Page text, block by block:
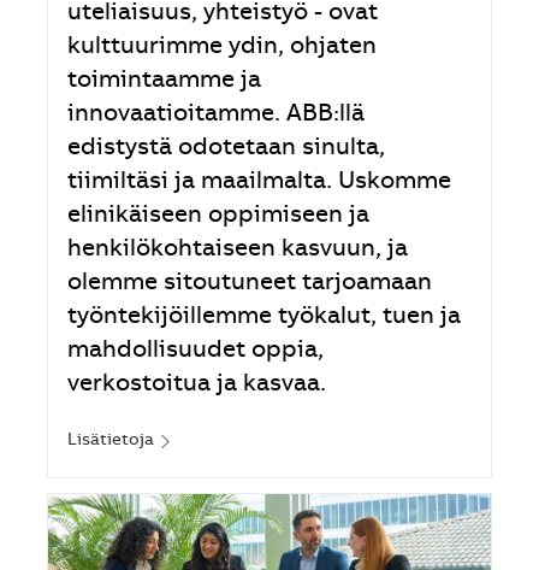
uteliaisuus, yhteistyö - ovat
kulttuurimme ydin, ohjaten
toimintaamme ja
innovaatioitamme. ABB:llä
edistystä odotetaan sinulta,
tiimiltäsi ja maailmalta. Uskomme
elinikäiseen oppimiseen ja
henkilökohtaiseen kasvuun, ja
olemme sitoutuneet tarjoamaan
työntekijöillemme työkalut, tuen ja
mahdollisuudet oppia,
verkostoitua ja kasvaa.
Lisätietoja